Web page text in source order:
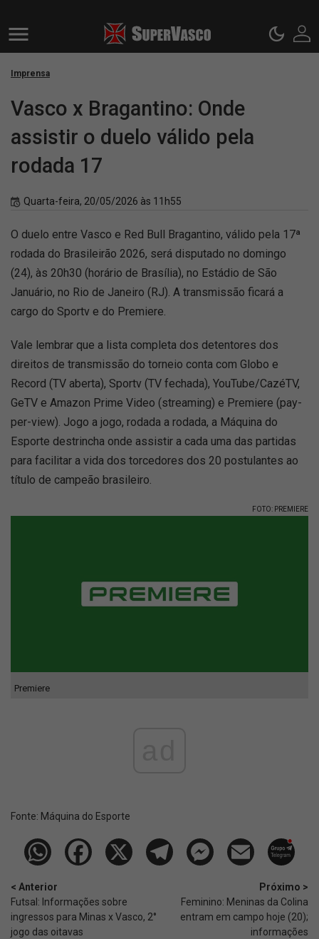
Imprensa
Vasco x Bragantino: Onde
assistir o duelo válido pela
rodada 17
Quarta-feira, 20/05/2026 às 11h55
O duelo entre Vasco e Red Bull Bragantino, válido pela 17ª
rodada do Brasileirão 2026, será disputado no domingo
(24), às 20h30 (horário de Brasília), no Estádio de São
Januário, no Rio de Janeiro (RJ). A transmissão ficará a
cargo do Sportv e do Premiere.
Vale lembrar que a lista completa dos detentores dos
direitos de transmissão do torneio conta com Globo e
Record (TV aberta), Sportv (TV fechada), YouTube/CazéTV,
GeTV e Amazon Prime Video (streaming) e Premiere (pay-
per-view). Jogo a jogo, rodada a rodada, a Máquina do
Esporte destrincha onde assistir a cada uma das partidas
para facilitar a vida dos torcedores dos 20 postulantes ao
título de campeão brasileiro.
FOTO: PREMIERE
Premiere
Fonte: Máquina do Esporte
< Anterior
Futsal: Informações sobre
ingressos para Minas x Vasco, 2°
jogo das oitavas
Próximo >
Feminino: Meninas da Colina
entram em campo hoje (20);
informações